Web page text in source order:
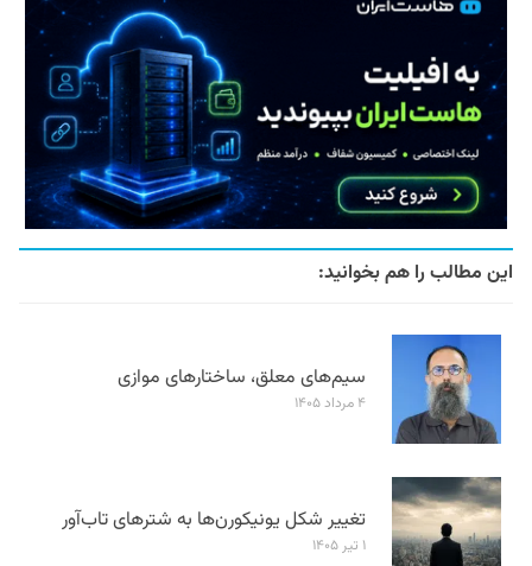
این مطالب را هم بخوانید:
سیم‌های معلق، ساختارهای موازی
۴ مرداد ۱۴۰۵
تغییر شکل یونیکورن‌ها به شترهای تاب‌آور
۱ تیر ۱۴۰۵